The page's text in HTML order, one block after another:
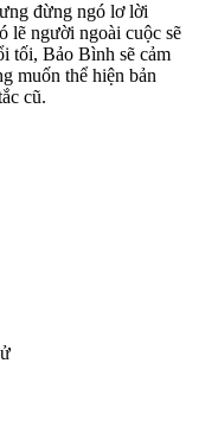
đừng ngó lơ lời
lẽ người ngoài cuộc sẽ
tối, Bảo Bình sẽ cảm
muốn thể hiện bản
cũ.